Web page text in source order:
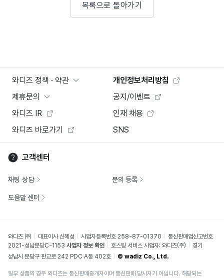
목록으로 돌아가기
와디즈 정책 · 약관
개인정보처리방침
제휴문의
공지/이벤트
와디즈 IR
인재 채용
와디즈 바로가기
SNS
고객센터
채팅 상담 문의 등록
도움말 센터
와디즈 ㈜ 대표이사 신혜성 사업자등록번호 258-87-01370
통신판매업신고번호
2021-성남분당C-1153 사업자 정보 확인 호스팅 서비스 사업자: 와디즈(주)
경기
성남시 분당구 판교로 242 PDC A동 402호
© wadiz Co., Ltd.
일부 상품의 경우 와디즈는 통신판매중개자이며 통신판매 당사자가 아닙니다. 해당되는